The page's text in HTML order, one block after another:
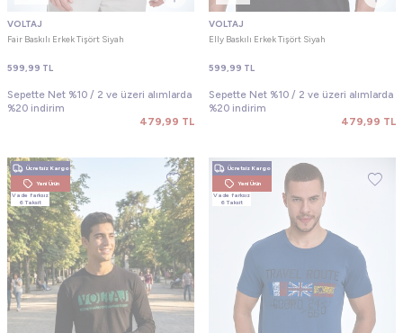
VOLTAJ
Fair Baskılı Erkek Tişört Siyah
599,99 TL
Sepette Net %10 / 2 ve üzeri alımlarda
%20 indirim
479,99 TL
VOLTAJ
Elly Baskılı Erkek Tişört Siyah
599,99 TL
Sepette Net %10 / 2 ve üzeri alımlarda
%20 indirim
479,99 TL
Ücretsiz Kargo
Yeni Ürün
Vade farksız
6 Taksit
Ücretsiz Kargo
Yeni Ürün
Vade farksız
6 Taksit